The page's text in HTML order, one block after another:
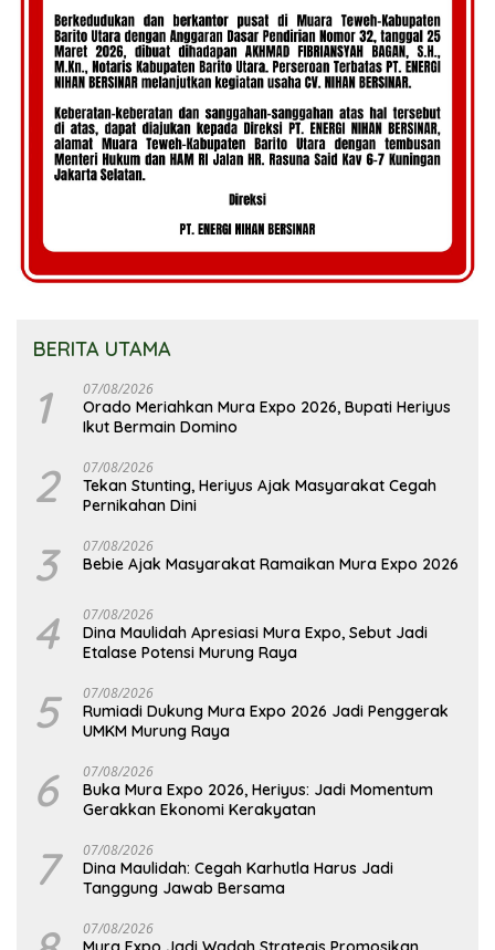
BERITA UTAMA
1 07/08/2026
Orado Meriahkan Mura Expo 2026, Bupati Heriyus
Ikut Bermain Domino
2 07/08/2026
Tekan Stunting, Heriyus Ajak Masyarakat Cegah
Pernikahan Dini
3 07/08/2026
Bebie Ajak Masyarakat Ramaikan Mura Expo 2026
4 07/08/2026
Dina Maulidah Apresiasi Mura Expo, Sebut Jadi
Etalase Potensi Murung Raya
5 07/08/2026
Rumiadi Dukung Mura Expo 2026 Jadi Penggerak
UMKM Murung Raya
6 07/08/2026
Buka Mura Expo 2026, Heriyus: Jadi Momentum
Gerakkan Ekonomi Kerakyatan
7 07/08/2026
Dina Maulidah: Cegah Karhutla Harus Jadi
Tanggung Jawab Bersama
07/08/2026